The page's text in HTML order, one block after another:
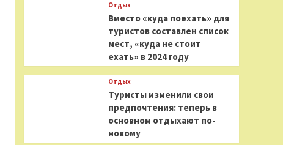
Отдых
Вместо «куда поехать» для
туристов составлен список
мест, «куда не стоит
ехать» в 2024 году
Отдых
Туристы изменили свои
предпочтения: теперь в
основном отдыхают по-
новому